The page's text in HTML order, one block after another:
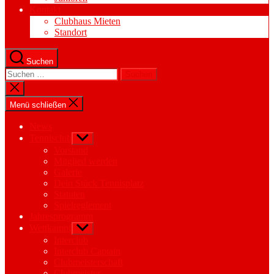
Clubhaus Mieten
Standort
Suchen
Suchen
nach:
Suche
schließen
Menü schließen
Untermenü
anzeigen
Untermenü
anzeigen